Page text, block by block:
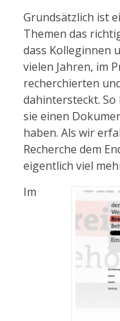
Grundsätzlich ist
Themen das
dass Kolleginnen
vielen Jahren, im
recherchierten
dahintersteckt.
sie einen
haben. Als wir
Recherche dem
eigentlich viel
Im